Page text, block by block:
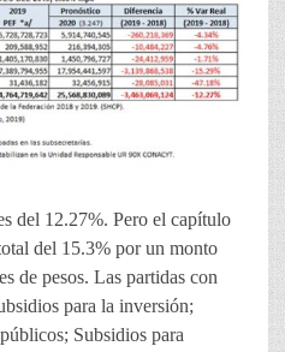
del 12.27%. Pero el capítulo
del 15.3% por un monto
de pesos. Las partidas con
para la inversión;
Subsidios para